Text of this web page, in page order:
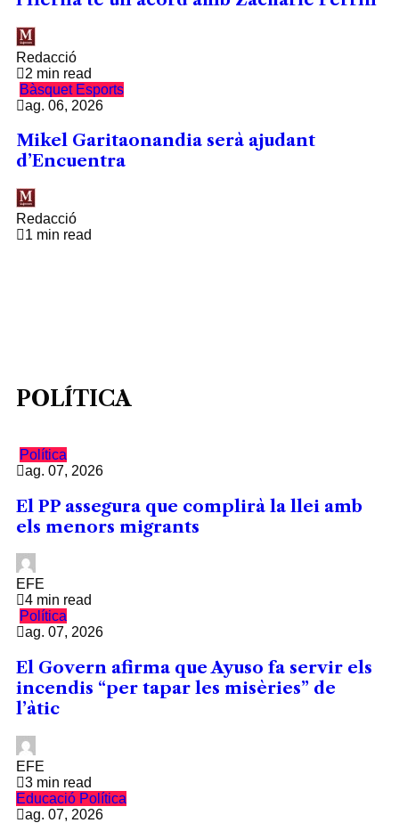
Redacció
2 min read
Bàsquet Esports
ag. 06, 2026
Mikel Garitaonandia serà ajudant
d’Encuentra
Redacció
1 min read
POLÍTICA
Política
ag. 07, 2026
El PP assegura que complirà la llei amb
els menors migrants
EFE
4 min read
Política
ag. 07, 2026
El Govern afirma que Ayuso fa servir els
incendis “per tapar les misèries” de
l’àtic
EFE
3 min read
Educació Política
ag. 07, 2026